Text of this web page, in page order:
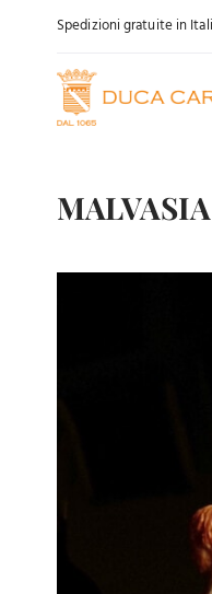
contenuto
Spedizioni gratuite in